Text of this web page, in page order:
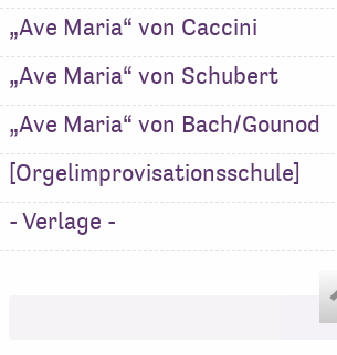
„Ave Maria“ von Caccini
„Ave Maria“ von Schubert
„Ave Maria“ von Bach/Gounod
[Orgelimprovisationsschule]
- Verlage -